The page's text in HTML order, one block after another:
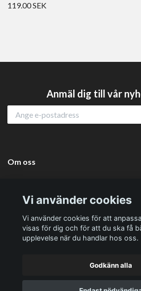
119.00 SEK
Anmäl dig till vår
Om oss
Sociala medier
© 2026 Västernäs
Vi använder cookies
Vi använder cookies för att
visas för dig och för att du ska få
upplevelse när du handlar hos oss.
Godkänn alla